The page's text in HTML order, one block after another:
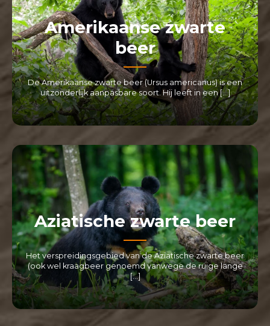
Amerikaanse zwarte
beer
De Amerikaanse zwarte beer (Ursus americanus) is een
uitzonderlijk aanpasbare soort. Hij leeft in een […]
LEES MEER
Aziatische zwarte beer
Het verspreidingsgebied van de Aziatische zwarte beer
(ook wel kraagbeer genoemd vanwege de ruige lange
[…]
LEES MEER